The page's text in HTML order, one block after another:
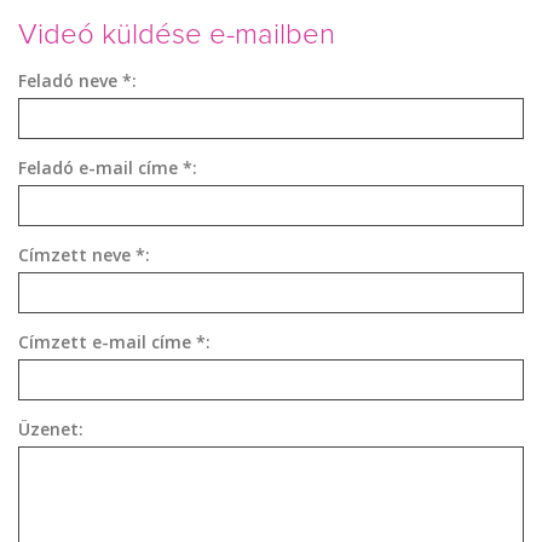
Videó küldése e-mailben
Feladó neve *:
Feladó e-mail címe *:
Címzett neve *:
Címzett e-mail címe *:
Üzenet: